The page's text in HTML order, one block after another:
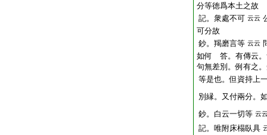
分等徳爲本土之故
記。衆處不可 云云
可分故
鈔。羯磨言等 云云
如何 答。有傳云。
句無差別。例有之
等是也。但資持上
別縁。又付兩分。
鈔。白云一切等 云
記。唯附床榻臥具